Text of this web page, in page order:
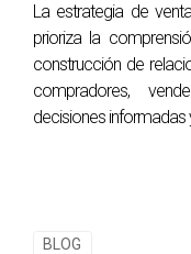
¿Qué requisitos
el programa de
Generalmente, los
empresa, pero
específico. Es
La estrategia de
prioriza la
construcción de
compradores,
decisiones
BLOG